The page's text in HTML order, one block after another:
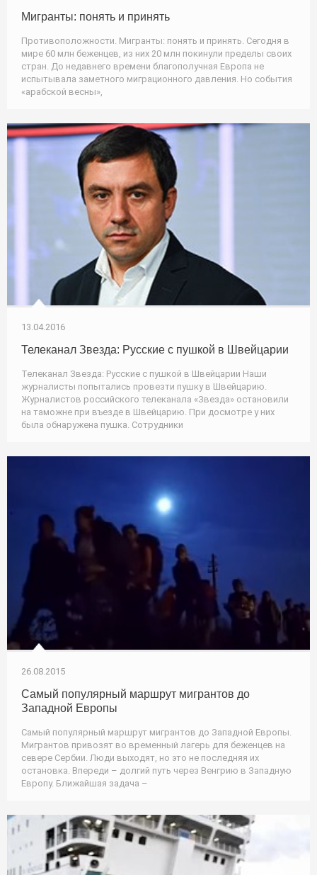
Мигранты: понять и принять
Противоположности. Мигранты: понять и принять. Сегодня в
мире 60 млн беженцев, из них 20 млн покинули пределы своих
стран. До недавнего времени благополучная Европа не
испытывала заметного миграционного давления. Но события
«арабской весны»,
13.04.2016
Телеканал Звезда: Русские с пушкой в Швейцарии
Телеканал Звезда: Русские с пушкой в Швейцарии Наши
журналисты попытались провезти пушку в Швейцарию.
Журналистов российского телеканала «Звезда» остановили
на таможне при въезде в Швейцарию. При досмотре у них
была обнаружена пушка. Сотрудники
26.08.2015
Самый популярный маршрут мигрантов до
Западной Европы
Самый популярный маршрут мигрантов до Западной Европы.
Мигрантов привозят во временный лагерь для беженцев на
севере Сербии. Люди выходят, но это не последняя их
остановка. Впереди – долгий путь через Венгрию в Западную
Европу. Ближайшая задача –